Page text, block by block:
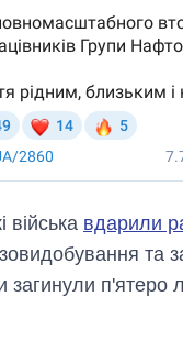
війська вдарили
та
загинули п'ятеро